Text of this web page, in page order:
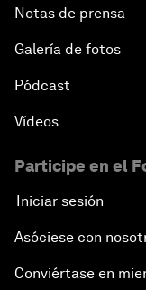
Notas de prensa
Galería de fotos
Pódcast
Vídeos
Participe en el
Iniciar sesión
Asóciese con
Conviértase en